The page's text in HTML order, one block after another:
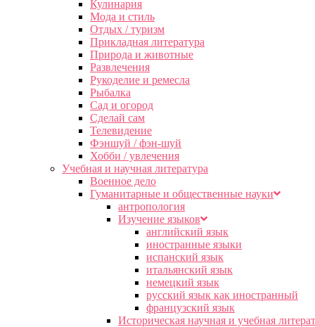
Кулинария
Мода и стиль
Отдых / туризм
Прикладная литература
Природа и животные
Развлечения
Рукоделие и ремесла
Рыбалка
Сад и огород
Сделай сам
Телевидение
Фэншуй / фэн-шуй
Хобби / увлечения
Учебная и научная литература
Военное дело
Гуманитарные и общественные науки
антропология
Изучение языков
английский язык
иностранные языки
испанский язык
итальянский язык
немецкий язык
русский язык как иностранный
французский язык
Историческая научная и учебная